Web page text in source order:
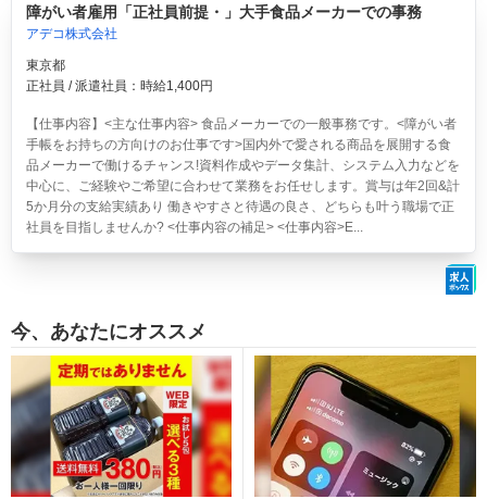
障がい者雇用「正社員前提・」大手食品メーカーでの事務
アデコ株式会社
東京都
正社員 / 派遣社員：時給1,400円
【仕事内容】<主な仕事内容> 食品メーカーでの一般事務です。<障がい者
手帳をお持ちの方向けのお仕事です>国内外で愛される商品を展開する食
品メーカーで働けるチャンス!資料作成やデータ集計、システム入力などを
中心に、ご経験やご希望に合わせて業務をお任せします。賞与は年2回&計
5か月分の支給実績あり 働きやすさと待遇の良さ、どちらも叶う職場で正
社員を目指しませんか? <仕事内容の補足> <仕事内容>E...
今、あなたにオススメ